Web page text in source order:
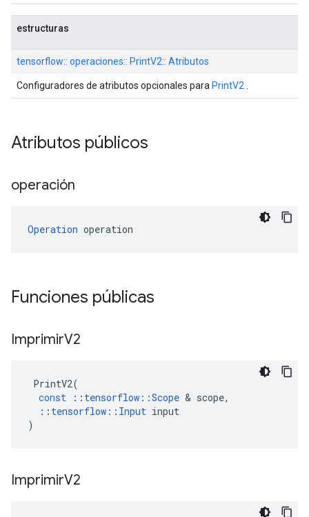
estructuras
tensorflow:: operaciones:: PrintV2:: Atributos
Configuradores de atributos opcionales para PrintV2
Atributos públicos
operación
Operation operation
Funciones públicas
ImprimirV2
PrintV2(
const
:: tensorflow ::Scope & scope,
:: tensorflow :: Input input
)
ImprimirV2